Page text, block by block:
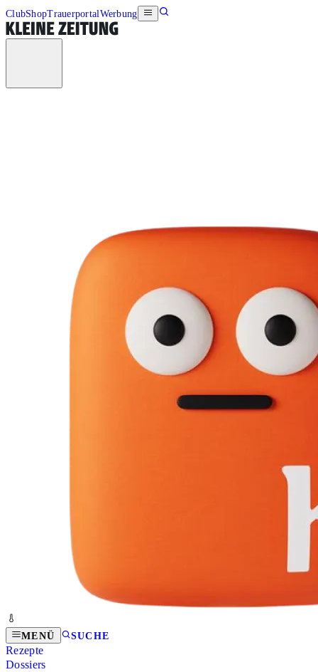
ClubShopTrauerportalWerbung
MENÜ SUCHE
Rezepte
Dossiers